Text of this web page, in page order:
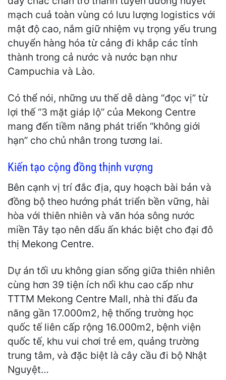
mạch cuả toàn vùng có lưu lượng logistics với
mật độ cao, nắm giữ nhiệm vụ trọng yếu trung
chuyển hàng hóa từ cảng đi khắp các tỉnh
thành trong cả nước và nước bạn như
Campuchia và Lào.
Có thể nói, những ưu thế dễ dàng “đọc vị” từ
lợi thế “3 mặt giáp lộ” của Mekong Centre
mang đến tiềm năng phát triển “không giới
hạn” cho chủ nhân trong tương lai.
Kiến tạo cộng đồng thịnh vượng
Bên cạnh vị trí đắc địa, quy hoạch bài bản và
đồng bộ theo hướng phát triển bền vững, hài
hòa với thiên nhiên và văn hóa sông nước
miền Tây tạo nên dấu ấn khác biệt cho đại đô
thị Mekong Centre.
Dự án tối ưu không gian sống giữa thiên nhiên
cùng hơn 39 tiện ích nổi khu cao cấp như
TTTM Mekong Centre Mall, nhà thi đấu đa
năng gần 17.000m2, hệ thống trường học
quốc tế liên cấp rộng 16.000m2, bệnh viện
quốc tế, khu vui chơi trẻ em, quảng trường
trung tâm, và đặc biệt là cây cầu đi bộ Nhật
Nguyệt…